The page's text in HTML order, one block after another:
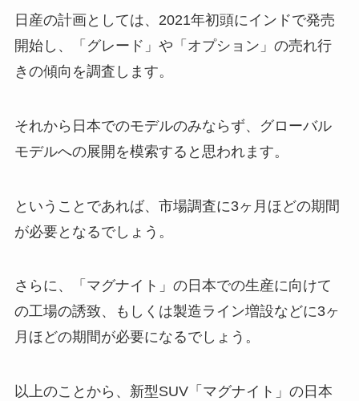
日産の計画としては、2021年初頭にインドで発売
開始し、「グレード」や「オプション」の売れ行
きの傾向を調査します。
それから日本でのモデルのみならず、グローバル
モデルへの展開を模索すると思われます。
ということであれば、市場調査に3ヶ月ほどの期間
が必要となるでしょう。
さらに、「マグナイト」の日本での生産に向けて
の工場の誘致、もしくは製造ライン増設などに3ヶ
月ほどの期間が必要になるでしょう。
以上のことから、新型SUV「マグナイト」の日本